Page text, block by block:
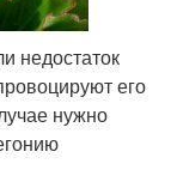
недостаток
его
нужно